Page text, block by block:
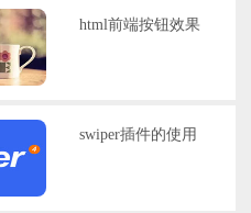
html前端按钮效果
swiper插件的使用